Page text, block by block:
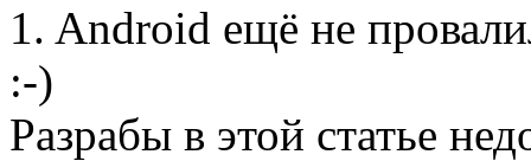
1. Android ещё не
:-)
Разрабы в этой статье